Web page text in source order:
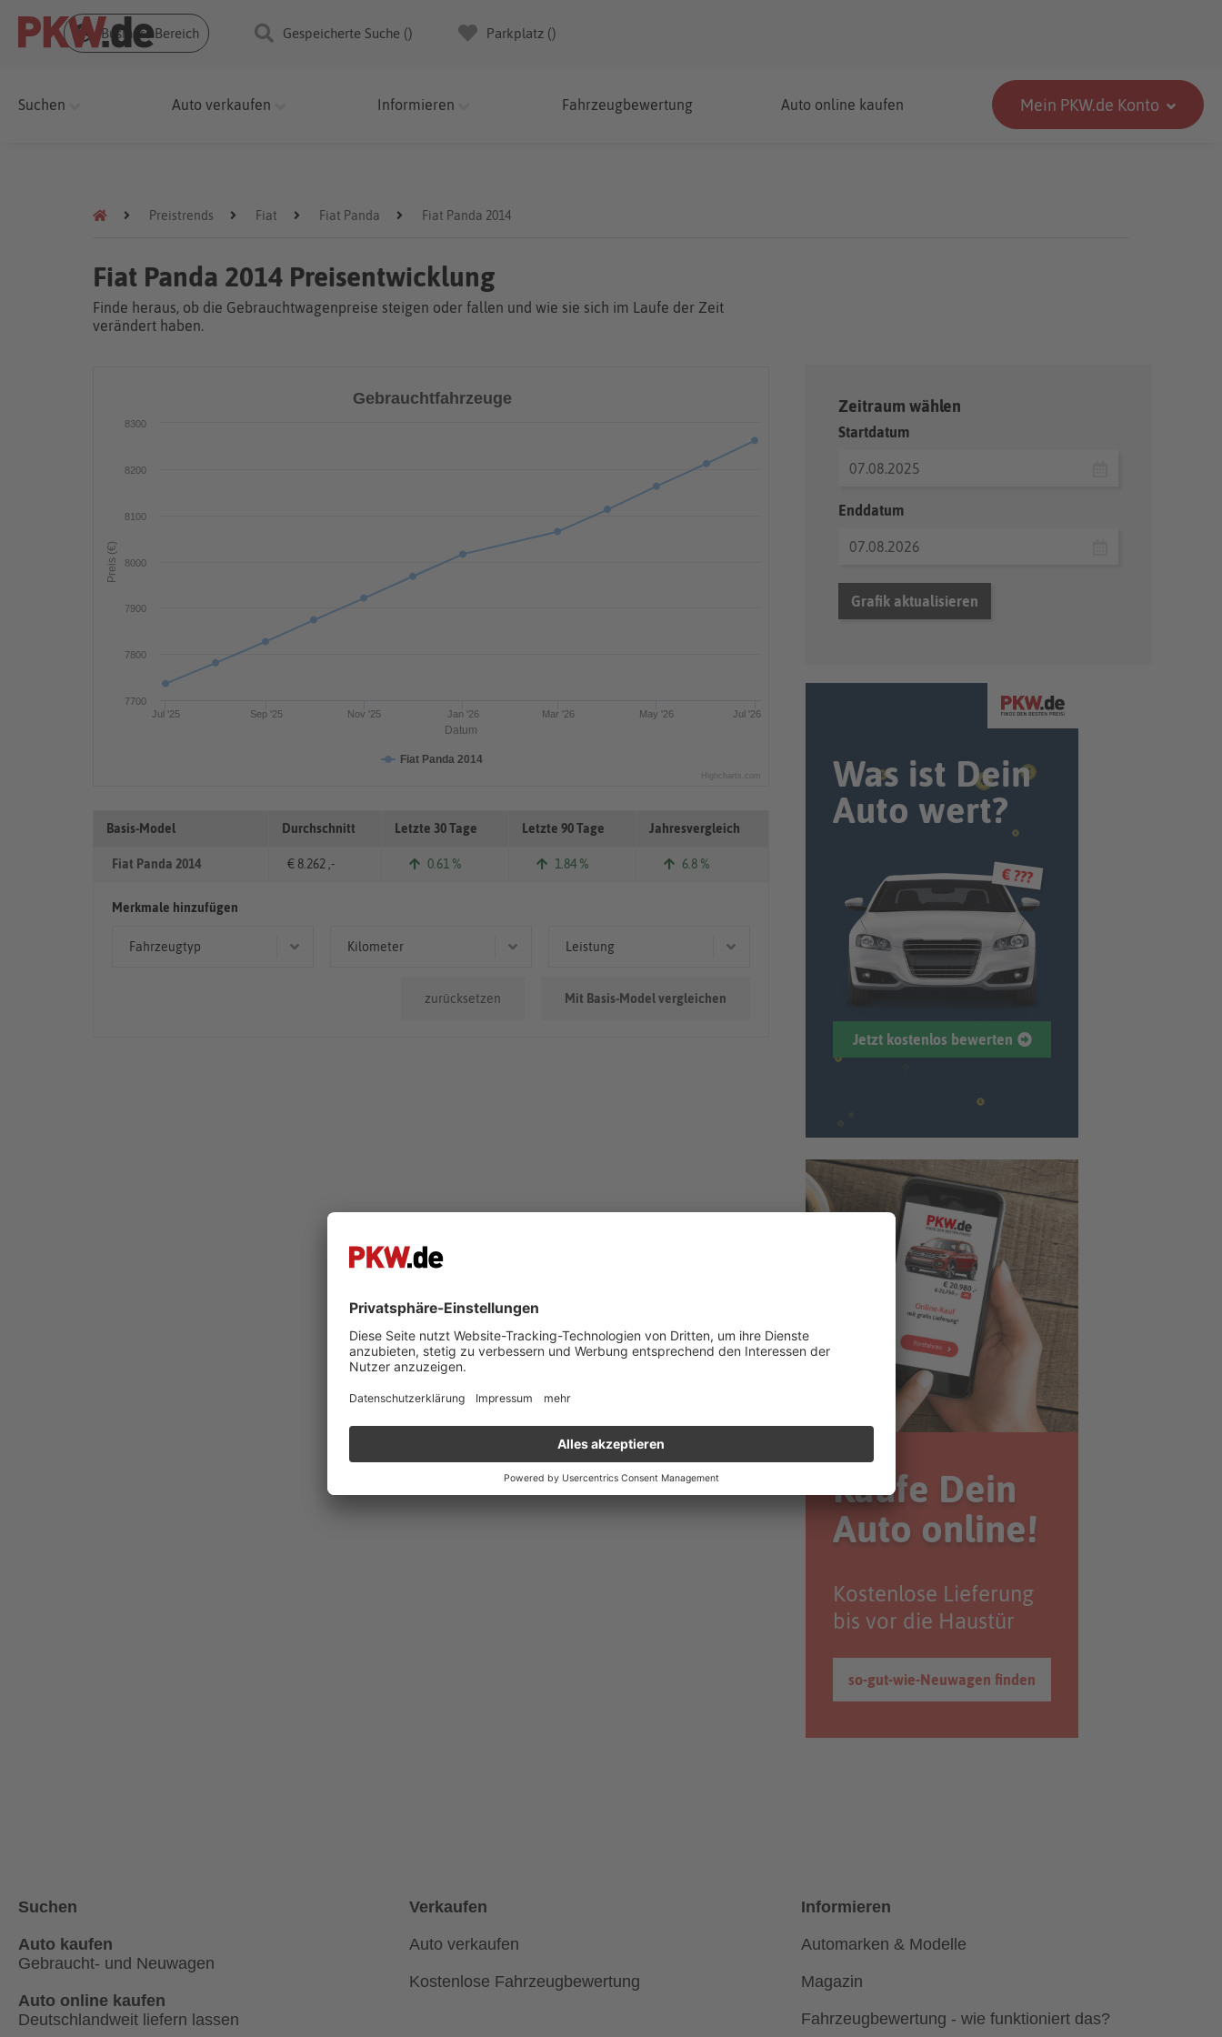
Business Bereich Gespeicherte Suche () Parkplatz ()
Suchen Auto verkaufen Informieren Fahrzeugbewertung Auto online kaufen Mein PKW.de Konto
Preistrends Fiat Fiat Panda Fiat Panda 2014
Fiat Panda 2014 Preisentwicklung
Finde heraus, ob die Gebrauchtwagenpreise steigen oder fallen und wie sie sich im Laufe der Zeit
verändert haben.
Datum
Preis (€)
Gebrauchtfahrzeuge
Fiat Panda 2014
Jul '25 Sep '25 Nov '25 Jan '26 Mar '26 May '26 Jul '26
7700
7800
7900
8000
8100
8200
8300
Highcharts.com
Basis-Model Durchschnitt Letzte 30 Tage Letzte 90 Tage Jahresvergleich
Fiat Panda 2014 € 8.262 ,- 0.61 % 1.84 % 6.8 %
Merkmale hinzufügen
Fahrzeugtyp Kilometer Leistung
zurücksetzen Mit Basis-Model vergleichen
Zeitraum wählen
Startdatum
Enddatum
Grafik aktualisieren
Was ist Dein
Auto wert?
€ ???
Jetzt kostenlos bewerten
Kaufe Dein
Auto online!
Kostenlose Lieferung
bis vor die Haustür
so-gut-wie-Neuwagen finden
Suchen
Auto kaufen
Gebraucht- und Neuwagen
Auto online kaufen
Deutschlandweit liefern lassen
Verkaufen
Auto verkaufen
Kostenlose Fahrzeugbewertung
Informieren
Automarken & Modelle
Magazin
Fahrzeugbewertung - wie funktioniert das?